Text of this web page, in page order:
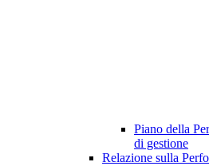
Piano della
di gestione
Relazione sulla